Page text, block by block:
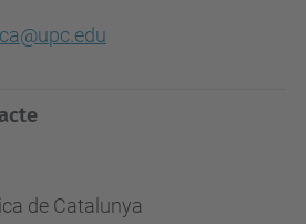
de Catalunya